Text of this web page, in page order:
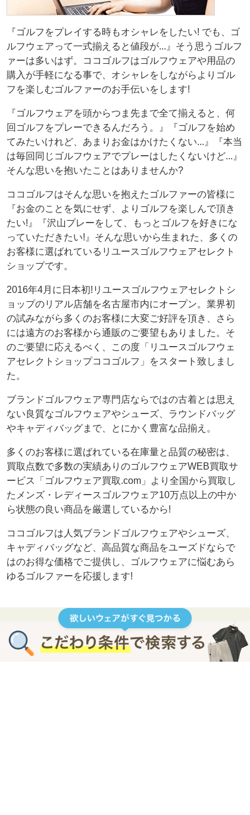
『ゴルフをプレイする時もオシャレをしたい! でも、ゴ
ルフウェアって一式揃えると値段が...』そう思うゴルフ
ァーは多いはず。ココゴルフはゴルフウェアや用品の
購入が手軽になる事で、オシャレをしながらよりゴル
フを楽しむゴルファーのお手伝いをします!
『ゴルフウェアを頭からつま先まで全て揃えると、何
回ゴルフをプレーできるんだろう。』『ゴルフを始め
てみたいけれど、あまりお金はかけたくない...』『本当
は毎回同じゴルフウェアでプレーはしたくないけど...』
そんな思いを抱いたことはありませんか?
ココゴルフはそんな思いを抱えたゴルファーの皆様に
『お金のことを気にせず、よりゴルフを楽しんで頂き
たい!』『沢山プレーをして、もっとゴルフを好きにな
っていただきたい!』そんな思いから生まれた、多くの
お客様に選ばれているリユースゴルフウェアセレクト
ショップです。
2016年4月に日本初!リユースゴルフウェアセレクトシ
ョップのリアル店舗を名古屋市内にオープン。業界初
の試みながら多くのお客様に大変ご好評を頂き、さら
には遠方のお客様から通販のご要望もありました。そ
のご要望に応えるべく、この度「リユースゴルフウェ
アセレクトショップココゴルフ」をスタート致しまし
た。
ブランドゴルフウェア専門店ならではの古着とは思え
ない良質なゴルフウェアやシューズ、ラウンドバッグ
やキャディバッグまで、とにかく豊富な品揃え。
多くのお客様に選ばれている在庫量と品質の秘密は、
買取点数で多数の実績ありのゴルフウェアWEB買取サ
ービス「ゴルフウェア買取.com」より全国から買取し
たメンズ・レディースゴルフウェア10万点以上の中か
ら状態の良い商品を厳選しているから!
ココゴルフは人気ブランドゴルフウェアやシューズ、
キャディバッグなど、高品質な商品をユーズドならで
はのお得な価格でご提供し、ゴルフウェアに悩むあら
ゆるゴルファーを応援します!
商品について 運営